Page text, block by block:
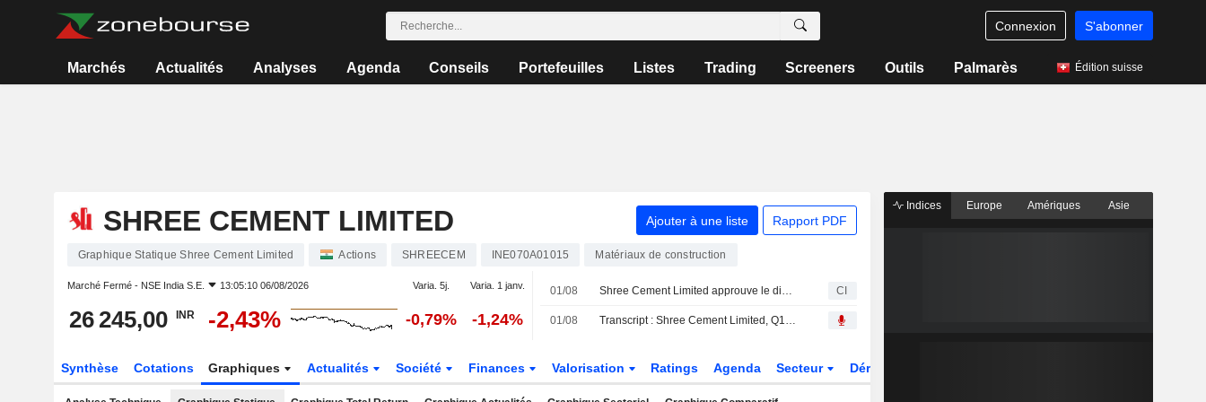
Connexion S'abonner
Marchés Actualités Analyses Agenda Conseils Portefeuilles Listes Trading Screeners Outils Palmarès Édition suisse
SHREE CEMENT LIMITED Ajouter à une liste Rapport PDF
Graphique Statique Shree Cement Limited Actions SHREECEM INE070A01015 Matériaux de construction
Marché Fermé - NSE India S.E. 13:05:10 06/08/2026 Varia. 5j. Varia. 1 janv.
26 245,00 INR -2,43% -0,79% -1,24%
01/08 Shree Cement Limited approuve le dividende final pour l'exercice clos au 31 mars 2026 CI
01/08 Transcript : Shree Cement Limited, Q1 2027 Earnings Call, Jul 31, 2026
Synthèse Cotations Graphiques Actualités Société Finances Valorisation Ratings Agenda Secteur Dérivés
Indices Europe Amériques Asie